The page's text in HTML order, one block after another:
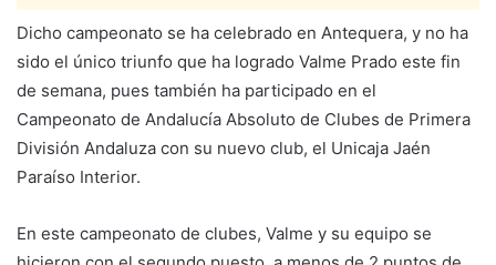
Dicho campeonato se ha celebrado en Antequera, y no ha
sido el único triunfo que ha logrado Valme Prado este fin
de semana, pues también ha participado en el
Campeonato de Andalucía Absoluto de Clubes de Primera
División Andaluza con su nuevo club, el Unicaja Jaén
Paraíso Interior.
En este campeonato de clubes, Valme y su equipo se